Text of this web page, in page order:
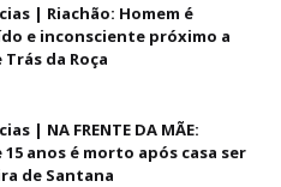
| Riachão: Homem é
e inconsciente próximo a
da Roça
| NA FRENTE DA MÃE:
anos é morto após casa ser
de Santana